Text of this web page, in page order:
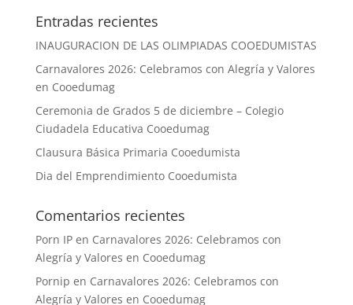
Entradas recientes
INAUGURACION DE LAS OLIMPIADAS COOEDUMISTAS
Carnavalores 2026: Celebramos con Alegría y Valores
en Cooedumag
Ceremonia de Grados 5 de diciembre – Colegio
Ciudadela Educativa Cooedumag
Clausura Básica Primaria Cooedumista
Dia del Emprendimiento Cooedumista
Comentarios recientes
Porn IPen Carnavalores 2026: Celebramos con
Alegría y Valores en Cooedumag
Pornip en Carnavalores 2026: Celebramos con
Alegría y Valores en Cooedumag